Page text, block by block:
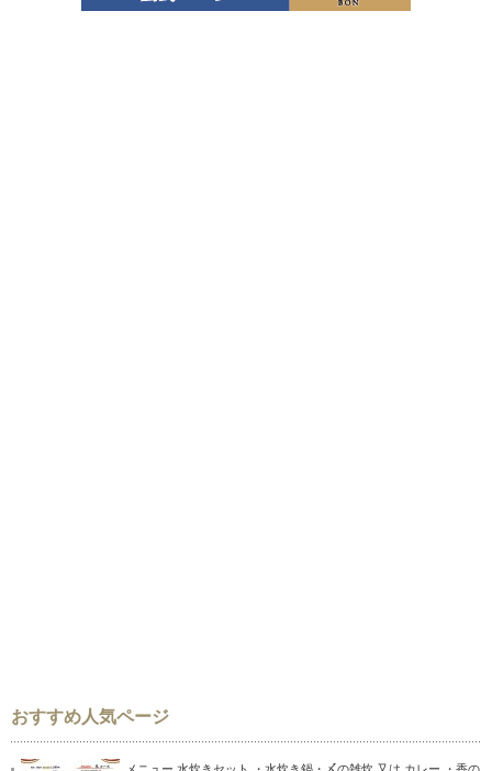
おすすめ人気ページ